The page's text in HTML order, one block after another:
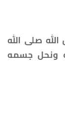
صلى الله
ونحل جسمه